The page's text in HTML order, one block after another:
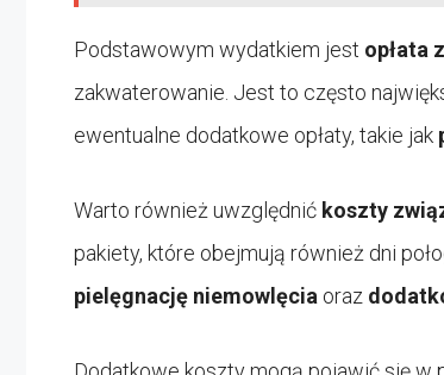
Podstawowym wydatkiem jest opłata
zakwaterowanie. Jest to często
ewentualne dodatkowe opłaty, takie jak
Warto również uwzględnić koszty
pakiety, które obejmują również dni
pielęgnację niemowlęcia oraz